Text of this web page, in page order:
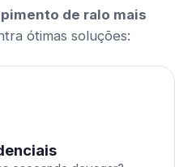
de ralo mais
ótimas soluções: